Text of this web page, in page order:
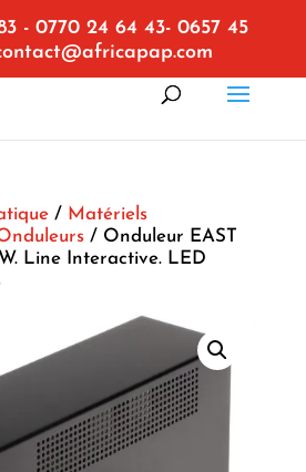
- 0770 24 64 43- 0657 45
/ Matériels
/ Onduleur EAST
Line Interactive. LED